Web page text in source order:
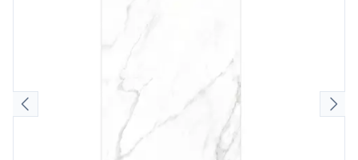
اسلاید قبلی